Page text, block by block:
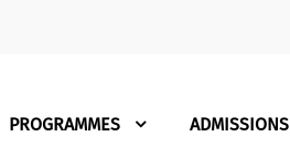
PROGRAMMES ADMISSIONS